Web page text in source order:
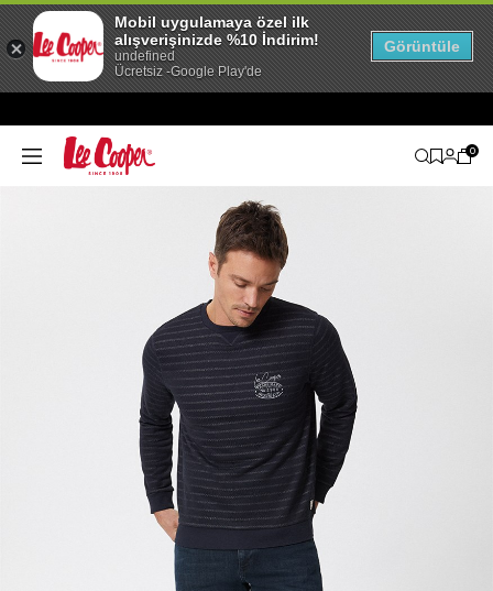
0
Mobil uygulamaya özel ilk
alışverişinizde %10 İndirim!
undefined
Ücretsiz -Google Play'de
Görüntüle